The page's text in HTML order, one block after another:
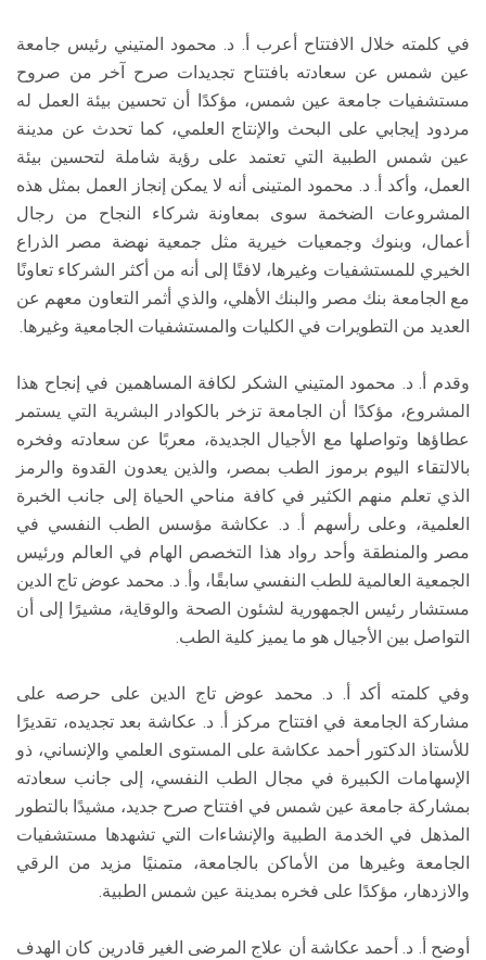
في كلمته خلال الافتتاح أعرب أ. د. محمود المتيني رئيس جامعة
عين شمس عن سعادته بافتتاح تجديدات صرح آخر من صروح
مستشفيات جامعة عين شمس، مؤكدًا أن تحسين بيئة العمل له
مردود إيجابي على البحث والإنتاج العلمي، كما تحدث عن مدينة
عين شمس الطبية التي تعتمد على رؤية شاملة لتحسين بيئة
العمل، وأكد أ. د. محمود المتينى أنه لا يمكن إنجاز العمل بمثل هذه
المشروعات الضخمة سوى بمعاونة شركاء النجاح من رجال
أعمال، وبنوك وجمعيات خيرية مثل جمعية نهضة مصر الذراع
الخيري للمستشفيات وغيرها، لافتًا إلى أنه من أكثر الشركاء تعاونًا
مع الجامعة بنك مصر والبنك الأهلي، والذي أثمر التعاون معهم عن
العديد من التطويرات في الكليات والمستشفيات الجامعية وغيرها.
وقدم أ. د. محمود المتيني الشكر لكافة المساهمين في إنجاح هذا
المشروع، مؤكدًا أن الجامعة تزخر بالكوادر البشرية التي يستمر
عطاؤها وتواصلها مع الأجيال الجديدة، معربًا عن سعادته وفخره
بالالتقاء اليوم برموز الطب بمصر، والذين يعدون القدوة والرمز
الذي تعلم منهم الكثير في كافة مناحي الحياة إلى جانب الخبرة
العلمية، وعلى رأسهم أ. د. عكاشة مؤسس الطب النفسي في
مصر والمنطقة وأحد رواد هذا التخصص الهام في العالم ورئيس
الجمعية العالمية للطب النفسي سابقًا، وأ. د. محمد عوض تاج الدين
مستشار رئيس الجمهورية لشئون الصحة والوقاية، مشيرًا إلى أن
التواصل بين الأجيال هو ما يميز كلية الطب.
وفي كلمته أكد أ. د. محمد عوض تاج الدين على حرصه على
مشاركة الجامعة في افتتاح مركز أ. د. عكاشة بعد تجديده، تقديرًا
للأستاذ الدكتور أحمد عكاشة على المستوى العلمي والإنساني، ذو
الإسهامات الكبيرة في مجال الطب النفسي، إلى جانب سعادته
بمشاركة جامعة عين شمس في افتتاح صرح جديد، مشيدًا بالتطور
المذهل في الخدمة الطبية والإنشاءات التي تشهدها مستشفيات
الجامعة وغيرها من الأماكن بالجامعة، متمنيًا مزيد من الرقي
والازدهار، مؤكدًا على فخره بمدينة عين شمس الطبية.
أوضح أ. د. أحمد عكاشة أن علاج المرضى الغير قادرين كان الهدف